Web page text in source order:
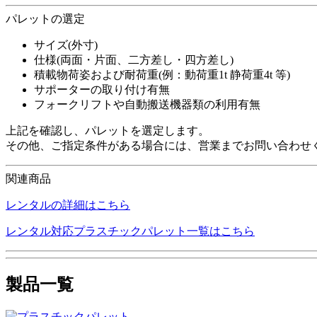
パレットの選定
サイズ(外寸)
仕様(両面・片面、二方差し・四方差し)
積載物荷姿および耐荷重(例：動荷重1t 静荷重4t 等)
サポーターの取り付け有無
フォークリフトや自動搬送機器類の利用有無
上記を確認し、パレットを選定します。
その他、ご指定条件がある場合には、営業までお問い合わせ
関連商品
レンタルの詳細はこちら
レンタル対応プラスチックパレット一覧はこちら
製品一覧